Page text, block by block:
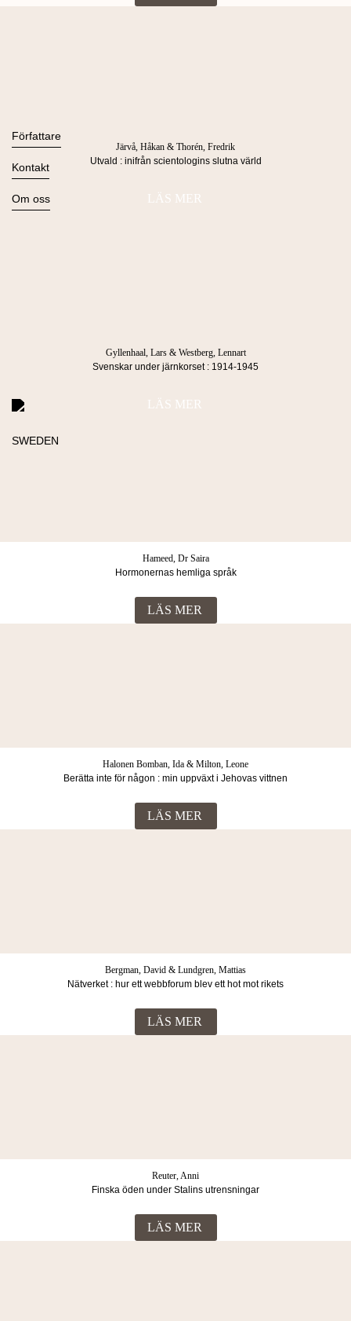
Järvå, Håkan & Thorén, Fredrik
Utvald : inifrån scientologins slutna värld
LÄS MER
Gyllenhaal, Lars & Westberg, Lennart
Svenskar under järnkorset : 1914-1945
LÄS MER
Hameed, Dr Saira
Hormonernas hemliga språk
LÄS MER
Halonen Bomban, Ida & Milton, Leone
Berätta inte för någon : min uppväxt i Jehovas vittnen
LÄS MER
Bergman, David & Lundgren, Mattias
Nätverket : hur ett webbforum blev ett hot mot rikets
LÄS MER
Reuter, Anni
Finska öden under Stalins utrensningar
LÄS MER
Alla böcker
Ljudböcker
Nyheter
Författare
Se alla
Kontakt
Kontakta oss
Press
Om oss